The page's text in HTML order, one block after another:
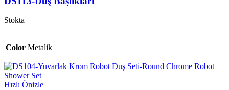
Stokta
Color Metalik
Hızlı Önizle